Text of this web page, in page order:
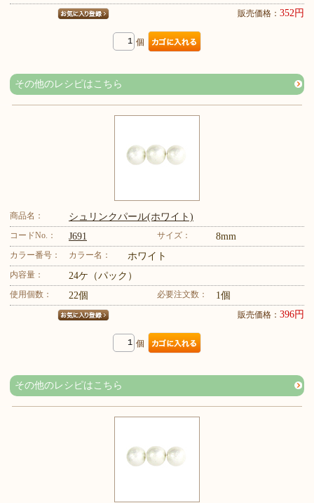
販売価格： 352円
個
その他のレシピはこちら
商品名： シュリンクパール(ホワイト)
コードNo.： J691 サイズ： 8mm
カラー番号： カラー名： ホワイト
内容量： 24ケ（パック）
使用個数： 22個 必要注文数： 1個
販売価格： 396円
個
その他のレシピはこちら